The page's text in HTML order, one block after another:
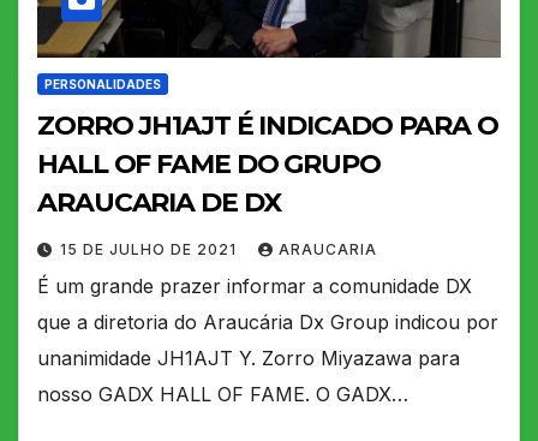
PERSONALIDADES
ZORRO JH1AJT É INDICADO PARA O
HALL OF FAME DO GRUPO
ARAUCARIA DE DX
15 DE JULHO DE 2021 ARAUCARIA
É um grande prazer informar a comunidade DX
que a diretoria do Araucária Dx Group indicou por
unanimidade JH1AJT Y. Zorro Miyazawa para
nosso GADX HALL OF FAME. O GADX…